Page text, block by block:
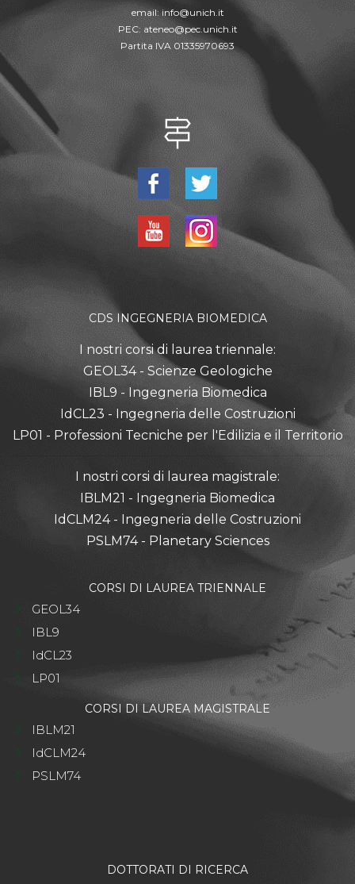
email:info@unich.it
PEC: ateneo@pec.unich.it
Partita IVA 01335970693
CDS INGEGNERIA BIOMEDICA
I nostri corsi di laurea triennale:
GEOL34 - Scienze Geologiche
IBL9 - Ingegneria Biomedica
IdCL23 - Ingegneria delle Costruzioni
LP01 - Professioni Tecniche per l'Edilizia e il Territorio
I nostri corsi di laurea magistrale:
IBLM21 - Ingegneria Biomedica
IdCLM24 - Ingegneria delle Costruzioni
PSLM74 - Planetary Sciences
CORSI DI LAUREA TRIENNALE
GEOL34
IBL9
IdCL23
LP01
CORSI DI LAUREA MAGISTRALE
IBLM21
IdCLM24
PSLM74
DOTTORATI DI RICERCA